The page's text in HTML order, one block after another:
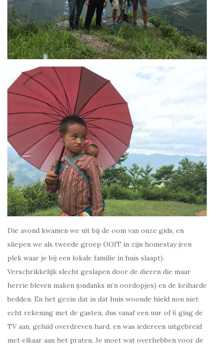
Die avond kwamen we uit bij de oom van onze gids, en
sliepen we als tweede groep OOIT in zijn homestay (een
plek waar je bij een lokale familie in huis slaapt).
Verschrikkelijk slecht geslapen door de dieren die maar
herrie bleven maken (ondanks m’n oordopjes) en de keiharde
bedden. En het gezin dat in dat huis woonde hield nou niet
echt rekening met de gasten, dus vanaf een uur of 6 ging de
TV aan, geluid overdreven hard, en was iedereen uitgebreid
met elkaar aan het praten. Je moet wat overhebben voor de